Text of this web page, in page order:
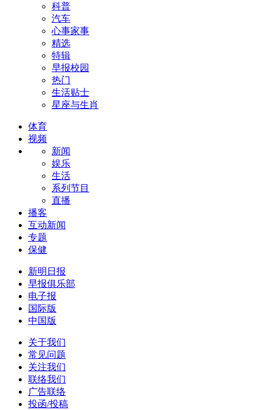
科普
汽车
心事家事
精选
特辑
早报校园
热门
生活贴士
星座与生肖
体育
视频
新闻
娱乐
生活
系列节目
直播
播客
互动新闻
专题
保健
新明日报
早报俱乐部
电子报
国际版
中国版
关于我们
常见问题
关注我们
联络我们
广告联络
投函/投稿